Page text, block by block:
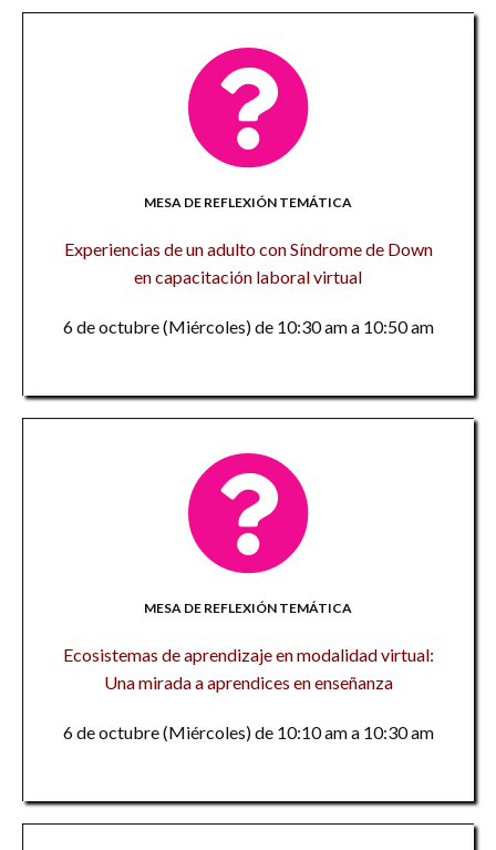
MESA DE REFLEXIÓN TEMÁTICA
Experiencias de un adulto con Síndrome de Down
en capacitación laboral virtual
6 de octubre (Miércoles) de 10:30 am a 10:50 am
MESA DE REFLEXIÓN TEMÁTICA
Ecosistemas de aprendizaje en modalidad virtual:
Una mirada a aprendices en enseñanza
6 de octubre (Miércoles) de 10:10 am a 10:30 am